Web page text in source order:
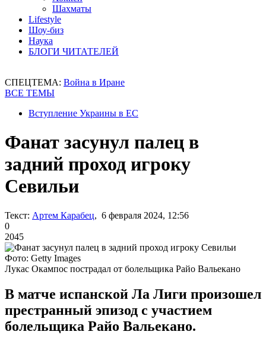
Шахматы
Lifestyle
Шоу-биз
Наука
БЛОГИ ЧИТАТЕЛЕЙ
СПЕЦТЕМА: Война в Иране
ВСЕ ТЕМЫ
Вступление Украины в ЕС
Фанат засунул палец в
задний проход игроку
Севильи
Текст: Артем Карабец, 6 февраля 2024, 12:56
0
2045
Фото: Getty Images
Лукас Окампос пострадал от болельщика Райо Вальекано
В матче испанской Ла Лиги произошел
престранный эпизод с участием
болельщика Райо Вальекано.